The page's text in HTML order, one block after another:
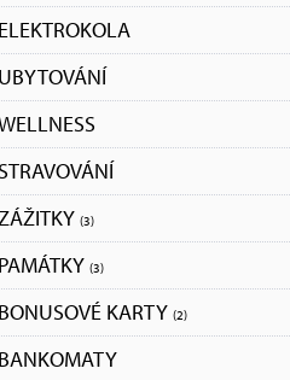
ELEKTROKOLA
UBYTOVÁNÍ
STRAVOVÁNÍ
(3)
PAMÁTKY (3)
BONUSOVÉ KARTY (2)
BANKOMATY